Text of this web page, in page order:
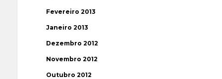
Fevereiro 2013
Janeiro 2013
Dezembro 2012
Novembro 2012
Outubro 2012